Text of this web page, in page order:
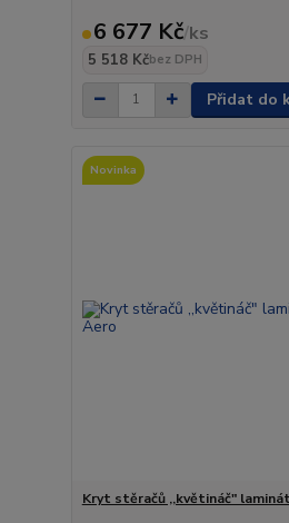
6 677 Kč/ks
5 518 Kčbez DPH
Přidat do
Novinka
Kryt stěračů ,,květináč"